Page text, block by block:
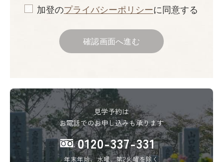
加登のプライバシーポリシーに同意する
確認画面へ進む
見学予約は
お電話でのお申し込みも承ります
0120-337-331
年末年始、水曜、第2火曜を除く